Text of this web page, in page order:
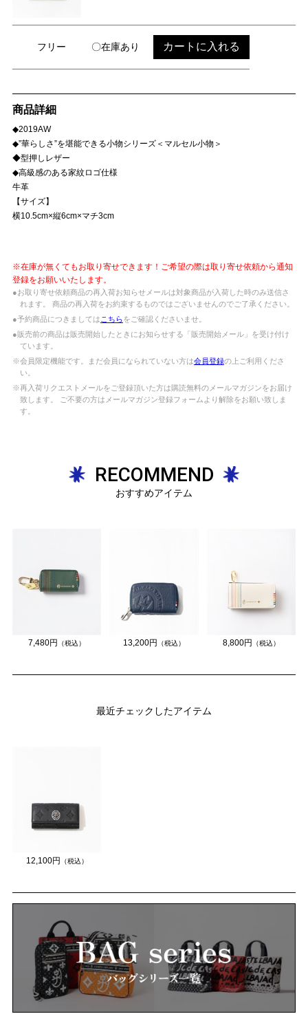
フリー 〇在庫あり カートに入れる
商品詳細
◆2019AW
◆”華らしさ”を堪能できる小物シリーズ＜マルセル小物＞
◆型押しレザー
◆高級感のある家紋ロゴ仕様
牛革
【サイズ】
横10.5cm×縦6cm×マチ3cm
※在庫が無くてもお取り寄せできます！ご希望の際は取り寄せ依頼から通知
登録をお願いいたします。
●お取り寄せ依頼商品の再入荷お知らせメールは対象商品が入荷した時のみ送信さ
れます。 商品の再入荷をお約束するものではございませんのでご了承ください。
●予約商品につきましては こちらをご確認くださいませ。
●販売前の商品は販売開始したときにお知らせする「販売開始メール」を受け付け
ています。
※会員限定機能です。まだ会員になられていない方は会員登録の上ご利用くださ
い。
※再入荷リクエストメールをご登録頂いた方は購読無料のメールマガジンをお届け
致します。 ご不要の方はメールマガジン登録フォームより解除をお願い致しま
す。
RECOMMEND
おすすめアイテム
7,480円 （税込） 13,200円 （税込） 8,800円 （税込）
最近チェックしたアイテム
12,100円 （税込）